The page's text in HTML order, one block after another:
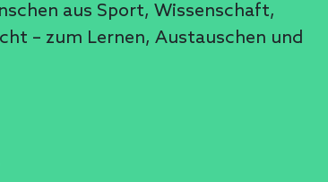
aus Sport, Wissenschaft,
– zum Lernen, Austauschen und